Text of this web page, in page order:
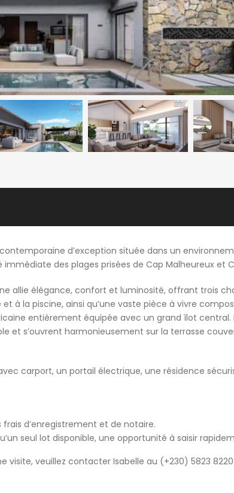
d’exception située dans un
des plages prisées de Cap Malheureux et
allie élégance, confort et luminosité, offrant trois
à la piscine, ainsi qu’une vaste pièce à vivre
entièrement équipée avec un grand îlot central.
et s’ouvrent harmonieusement sur la terrasse
carport, un portail électrique, une résidence
frais d’enregistrement et de notaire.
seul lot disponible, une opportunité à saisir
visite, veuillez contacter Isabelle au (+230) 5823